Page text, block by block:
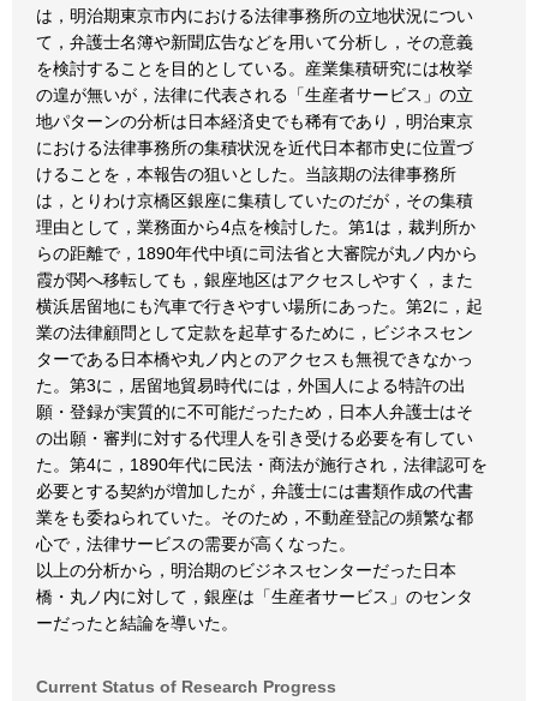
は，明治期東京市内における法律事務所の立地状況につい
て，弁護士名簿や新聞広告などを用いて分析し，その意義
を検討することを目的としている。産業集積研究には枚挙
の遑が無いが，法律に代表される「生産者サービス」の立
地パターンの分析は日本経済史でも稀有であり，明治東京
における法律事務所の集積状況を近代日本都市史に位置づ
けることを，本報告の狙いとした。当該期の法律事務所
は，とりわけ京橋区銀座に集積していたのだが，その集積
理由として，業務面から4点を検討した。第1は，裁判所か
らの距離で，1890年代中頃に司法省と大審院が丸ノ内から
霞が関へ移転しても，銀座地区はアクセスしやすく，また
横浜居留地にも汽車で行きやすい場所にあった。第2に，起
業の法律顧問として定款を起草するために，ビジネスセン
ターである日本橋や丸ノ内とのアクセスも無視できなかっ
た。第3に，居留地貿易時代には，外国人による特許の出
願・登録が実質的に不可能だったため，日本人弁護士はそ
の出願・審判に対する代理人を引き受ける必要を有してい
た。第4に，1890年代に民法・商法が施行され，法律認可を
必要とする契約が増加したが，弁護士には書類作成の代書
業をも委ねられていた。そのため，不動産登記の頻繁な都
心で，法律サービスの需要が高くなった。
以上の分析から，明治期のビジネスセンターだった日本
橋・丸ノ内に対して，銀座は「生産者サービス」のセンタ
ーだったと結論を導いた。
Current Status of Research Progress